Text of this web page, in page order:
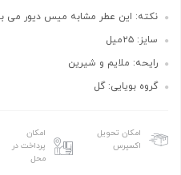
نکته: این عطر مشابه میس دیور می
سایز: ۲۵میل
رایحه: ملایم و شیرین
گروه بویایی: گل
امکان تحویل
اکسپرس
امکان
پرداخت در
محل